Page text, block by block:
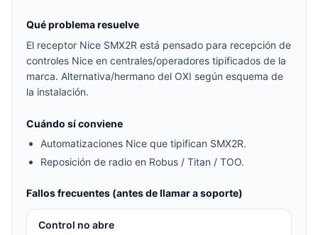
Qué problema resuelve
El receptor Nice SMX2R está pensado para recepción de
controles Nice en centrales/operadores tipificados de la
marca. Alternativa/hermano del OXI según esquema de
la instalación.
Cuándo sí conviene
Automatizaciones Nice que tipifican SMX2R.
Reposición de radio en Robus / Titan / TOO.
Fallos frecuentes (antes de llamar a soporte)
Control no abre